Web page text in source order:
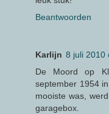
Beantwoorden
Karlijn 8 juli 2010
De Moord op
september 1954
mooiste was,
garagebox.